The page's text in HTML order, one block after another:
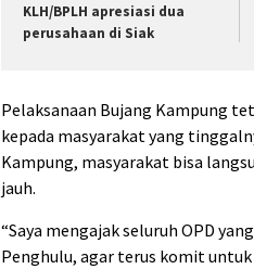
KLH/BPLH apresiasi dua
perusahaan di Siak
Pelaksanaan Bujang Kampung
kepada masyarakat yang
Kampung, masyarakat bisa
jauh.
“Saya mengajak seluruh OPD
Penghulu, agar terus komit